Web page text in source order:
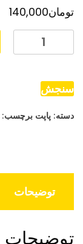
تومان140,000
یونیکرن
بند
دوشی
سنجش
دسته: پاپت برچسب:
توضیحات
توضیحات